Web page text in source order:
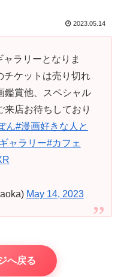
2023.05.14
ラリーとなりま
チケットは売り切れ
鑑賞他、スペシャル
来店お待ちしており
ん#漫画好きな人と
ャラリー#カフェ
May 14, 2023
へ戻る